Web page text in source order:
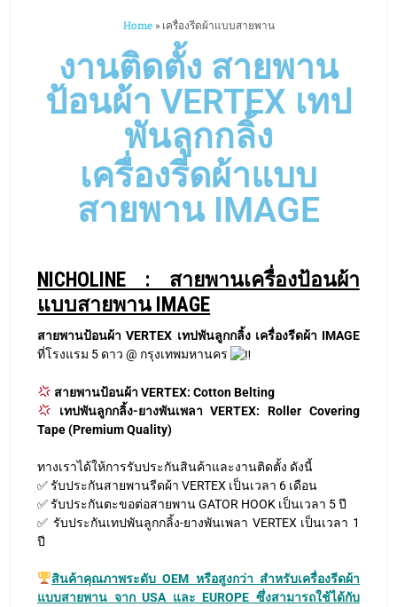
Home» เครื่องรีดผ้าแบบสายพาน
งานติดตั้ง สายพาน
ป้อนผ้า VERTEX เทป
พันลูกกลิ้ง
เครื่องรีดผ้าแบบ
สายพาน IMAGE
NICHOLINE : สายพานเครื่องป้อนผ้า
แบบสายพาน IMAGE
สายพานป้อนผ้า VERTEX เทปพันลูกกลิ้ง เครื่องรีดผ้า IMAGE
ที่โรงแรม 5 ดาว @ กรุงเทพมหานคร
สายพานป้อนผ้า VERTEX: Cotton Belting
เทปพันลูกกลิ้ง-ยางพันเพลา VERTEX: Roller Covering
Tape (Premium Quality)
ทางเราได้ให้การรับประกันสินค้าและงานติดตั้ง ดังนี้
✅ รับประกันสายพานรีดผ้า VERTEX เป็นเวลา 6 เดือน
✅ รับประกันตะขอต่อสายพาน GATOR HOOK เป็นเวลา 5 ปี
✅ รับประกันเทปพันลูกกลิ้ง-ยางพันเพลา VERTEX เป็นเวลา 1
ปี
สินค้าคุณภาพระดับ OEM หรือสูงกว่า สำหรับเครื่องรีดผ้า
แบบสายพาน จาก USA และ EUROPE ซึ่งสามารถใช้ได้กับ